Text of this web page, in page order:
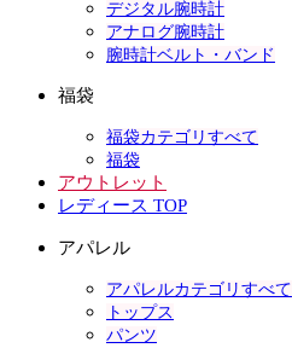
デジタル腕時計
アナログ腕時計
腕時計ベルト・バンド
福袋
福袋カテゴリすべて
福袋
アウトレット
レディース TOP
アパレル
アパレルカテゴリすべて
トップス
パンツ